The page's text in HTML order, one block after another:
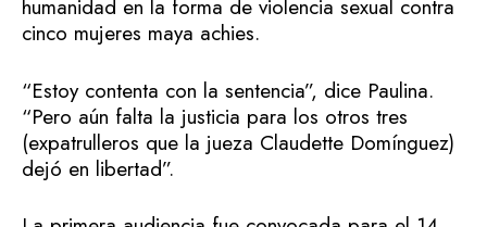
humanidad en la forma de violencia sexual contra
cinco mujeres maya achies.
“Estoy contenta con la sentencia”, dice Paulina.
“Pero aún falta la justicia para los otros tres
(expatrulleros que la jueza Claudette Domínguez)
dejó en libertad”.